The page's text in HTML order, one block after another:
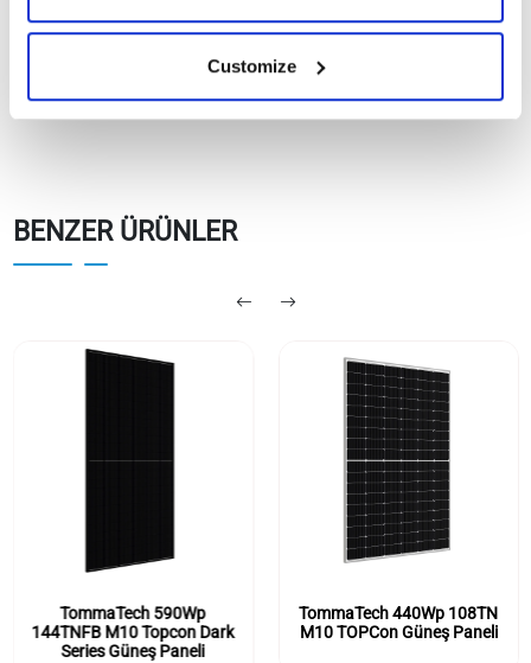
Customize
BENZER ÜRÜNLER
TommaTech 590Wp
144TNFB M10 Topcon Dark
Series Güneş Paneli
TommaTech 440Wp 108TN
M10 TOPCon Güneş Paneli